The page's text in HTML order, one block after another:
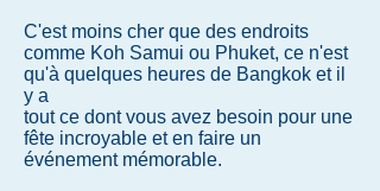
C'est moins cher que des endroits
comme Koh Samui ou Phuket, ce n'est
qu'à quelques heures de Bangkok et il
y a
tout ce dont vous avez besoin pour une
fête incroyable et en faire un
événement mémorable.